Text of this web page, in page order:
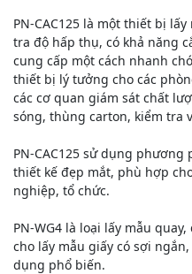
PN-CAC125 là một thiết bị
tra độ hấp thụ, có khả năng
cung cấp một cách nhanh
thiết bị lý tưởng cho các
các cơ quan giám sát chất
sóng, thùng carton, kiểm tra
PN-CAC125 sử dụng
thiết kế đẹp mắt, phù hợp
nghiệp, tổ chức.
PN-WG4 là loại lấy mẫu
cho lấy mẫu giấy có sợi
dụng phổ biến.